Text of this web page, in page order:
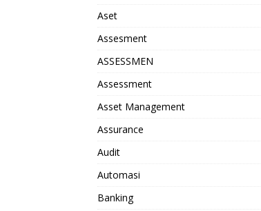
Aset
Assesment
ASSESSMEN
Assessment
Asset Management
Assurance
Audit
Automasi
Banking